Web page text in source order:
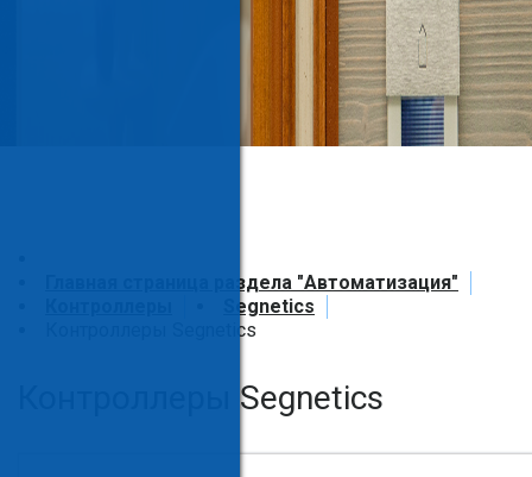
Главная страница раздела "Автоматизация"
Segnetics
Контроллеры Segnetics
Контроллеры Segnetics